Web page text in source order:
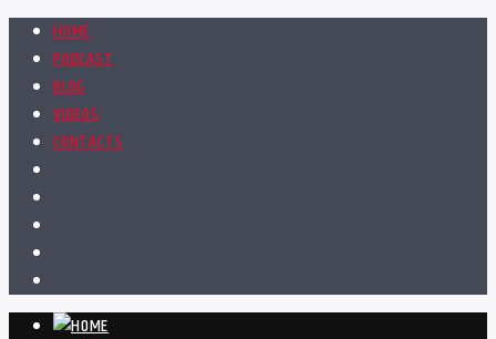
HOME
PODCAST
BLOG
VIDEOS
CONTACTS